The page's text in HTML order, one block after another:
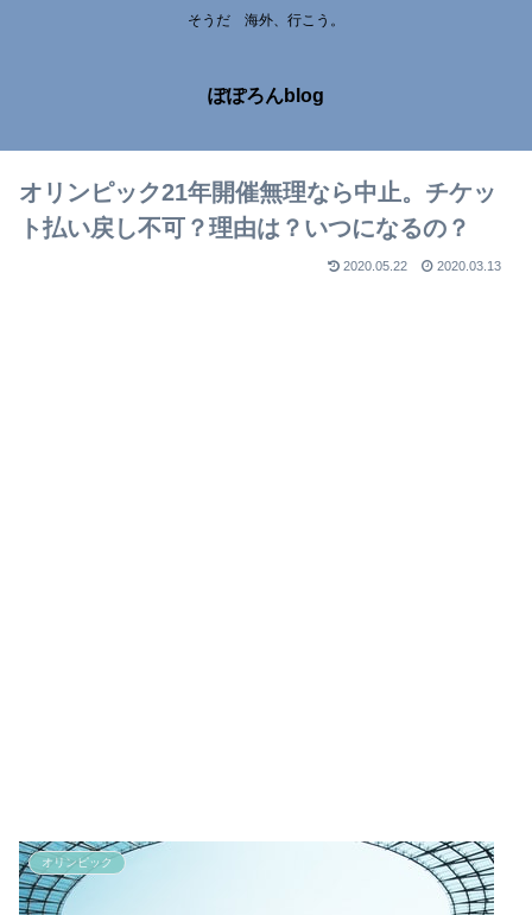
そうだ 海外、行こう。
ぽぽろんblog
オリンピック21年開催無理なら中止。チケッ
ト払い戻し不可？理由は？いつになるの？
2020.05.22 2020.03.13
オリンピック